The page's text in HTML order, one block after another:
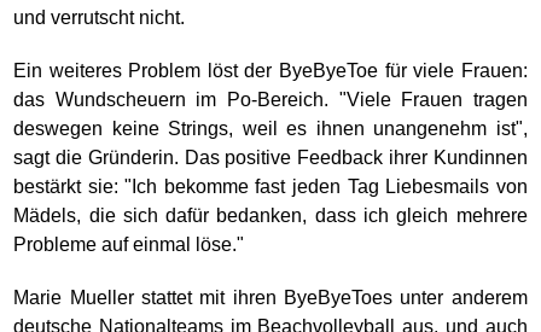
und verrutscht nicht.
Ein weiteres Problem löst der ByeByeToe für viele Frauen:
das Wundscheuern im Po-Bereich. "Viele Frauen tragen
deswegen keine Strings, weil es ihnen unangenehm ist",
sagt die Gründerin. Das positive Feedback ihrer Kundinnen
bestärkt sie: "Ich bekomme fast jeden Tag Liebesmails von
Mädels, die sich dafür bedanken, dass ich gleich mehrere
Probleme auf einmal löse."
Marie Mueller stattet mit ihren ByeByeToes unter anderem
deutsche Nationalteams im Beachvolleyball aus, und auch